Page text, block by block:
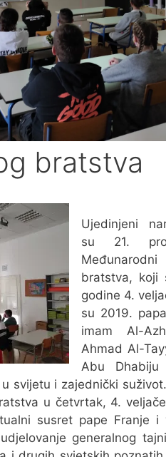
bratstva
Ujedinjeni
su 21.
bratstva, koji
godine 4.
su 2019.
imam Al-
Ahmad Al-
Abu Dhabiju
svijetu i zajednički
u četvrtak, 4.
susret pape Franje i
generalnog